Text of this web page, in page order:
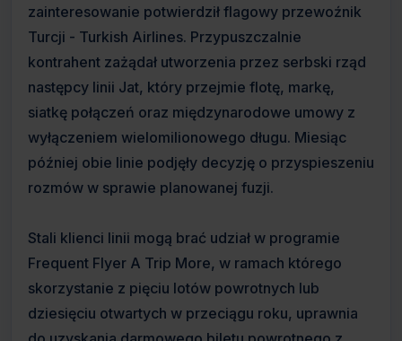
zainteresowanie potwierdził flagowy przewoźnik
Turcji - Turkish Airlines. Przypuszczalnie
kontrahent zażądał utworzenia przez serbski rząd
następcy linii Jat, który przejmie flotę, markę,
siatkę połączeń oraz międzynarodowe umowy z
wyłączeniem wielomilionowego długu. Miesiąc
później obie linie podjęły decyzję o przyspieszeniu
rozmów w sprawie planowanej fuzji.
Stali klienci linii mogą brać udział w programie
Frequent Flyer A Trip More, w ramach którego
skorzystanie z pięciu lotów powrotnych lub
dziesięciu otwartych w przeciągu roku, uprawnia